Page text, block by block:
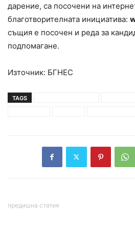
дарение, са посочени на
благотворителната инициатива:
същия е посочен и реда за
подпомагане.
Източник: БГНЕС
TAGS
предишна статия